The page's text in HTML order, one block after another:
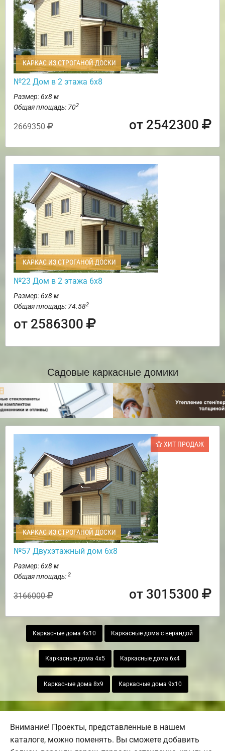
КАРКАС ИЗ СТРОГАНОЙ ДОСКИ
№22 Дом в 2 этажа 6х8
Размер: 6х8 м
Общая площадь: 702
2669350 от 2542300
КАРКАС ИЗ СТРОГАНОЙ ДОСКИ
№23 Дом в 2 этажа 6х8
Размер: 6х8 м
Общая площадь: 74.582
от 2586300
Садовые каркасные домики
ХИТ ПРОДАЖ
КАРКАС ИЗ СТРОГАНОЙ ДОСКИ
№57 Двухэтажный дом 6х8
Размер: 6х8 м
Общая площадь: 2
3166000 от 3015300
Каркасные дома 4х10 Каркасные дома с верандой
Каркасные дома 4х5 Каркасные дома 6х4
Каркасные дома 8х9 Каркасные дома 9х10
Внимание! Проекты, представленные в нашем
каталоге, можно поменять. Вы сможете добавить